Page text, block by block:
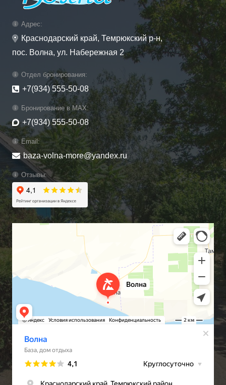
Адрес:
Краснодарский край, Темрюкский р-н,
пос. Волна, ул. Набережная 2
Отдел бронирования:
+7(934) 555-50-08
Бронирование в MAX:
+7(934) 555-50-08
Email:
baza-volna-more@yandex.ru
Отзывы: